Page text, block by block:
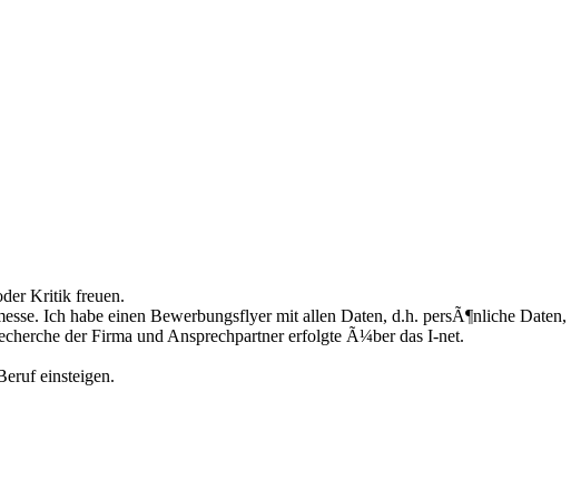
Kritik freuen.
Ich habe einen Bewerbungsflyer mit allen Daten, d.h. persÃ¶nliche
der Firma und Ansprechpartner erfolgte Ã¼ber das I-net.
einsteigen.